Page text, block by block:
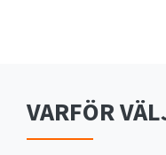
VARFÖR